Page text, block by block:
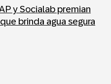
y Socialab premian
brinda agua segura